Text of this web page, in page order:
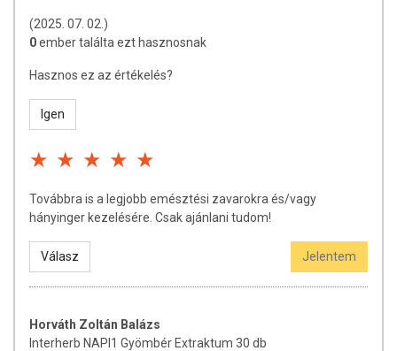
(2025. 07. 02.)
0ember találta ezt hasznosnak
Hasznos ez az értékelés?
Igen
Továbbra is a legjobb emésztési zavarokra és/vagy
hányinger kezelésére. Csak ajánlani tudom!
Válasz Jelentem
Horváth Zoltán Balázs
Interherb NAPI1 Gyömbér Extraktum 30 db